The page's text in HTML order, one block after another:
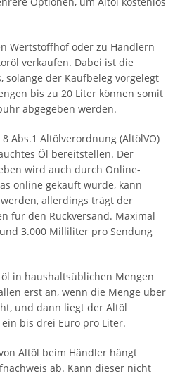
Wertstoffhof oder zu Händlern
verkaufen. Dabei ist die
solange der Kaufbeleg vorgelegt
bis zu 20 Liter können somit
abgegeben werden.
Abs.1 Altölverordnung (AltölVO)
Öl bereitstellen. Der
wird auch durch Online-
online gekauft wurde, kann
allerdings trägt der
für den Rückversand. Maximal
3.000 Milliliter pro Sendung
in haushaltsüblichen Mengen
erst an, wenn die Menge über
und dann liegt der Altöl
bis drei Euro pro Liter.
Altöl beim Händler hängt
ab. Kann dieser nicht